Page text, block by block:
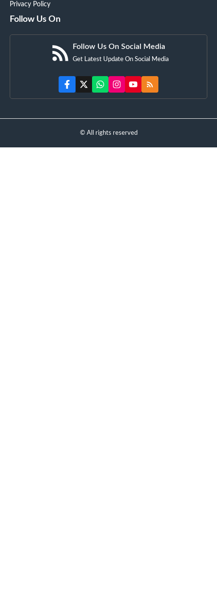
Privacy Policy
Follow Us On
Follow Us On Social Media
Get Latest Update On Social Media
© All rights reserved